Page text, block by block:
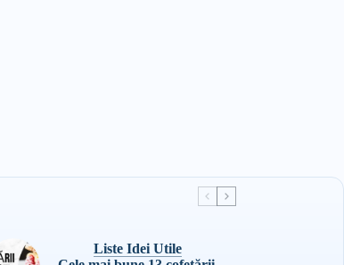
Liste Idei Utile